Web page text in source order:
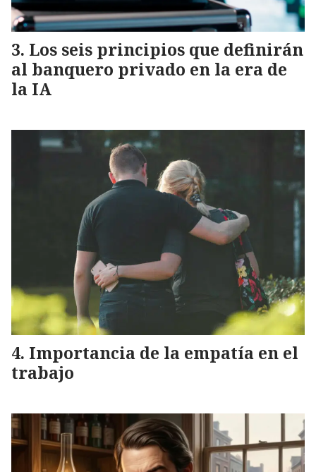
Los seis principios que definirán
al banquero privado en la era de
la IA
Importancia de la empatía en el
trabajo